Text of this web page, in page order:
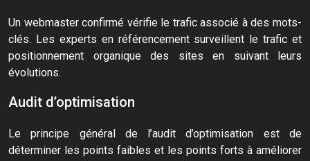
Un webmaster confirmé vérifie le trafic associé à des mots-
clés. Les experts en référencement surveillent le trafic et
positionnement organique des sites en suivant leurs
évolutions.
Audit d’optimisation
Le principe général de l’audit d’optimisation est de
déterminer les points faibles et les points forts à améliorer